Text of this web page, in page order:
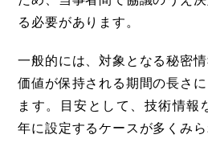
る必要があります。
一般的には、対象となる秘密
価値が保持される期間の長さ
ます。目安として、技術情報
年に設定するケースが多くみら